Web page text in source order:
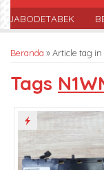
JABODETABEK
Beranda »Article tag in
Tags